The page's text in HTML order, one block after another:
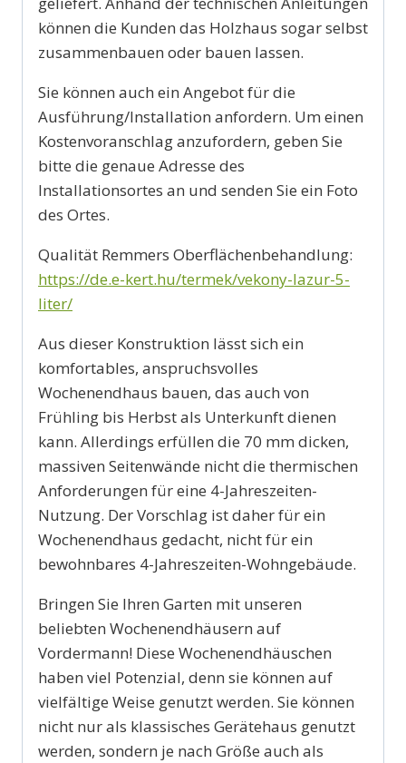
können die Kunden das Holzhaus sogar selbst
zusammenbauen oder bauen lassen.
Sie können auch ein Angebot für die
Ausführung/Installation anfordern. Um einen
Kostenvoranschlag anzufordern, geben Sie
bitte die genaue Adresse des
Installationsortes an und senden Sie ein Foto
des Ortes.
Qualität Remmers Oberflächenbehandlung:
https://de.e-kert.hu/termek/vekony-lazur-5-
liter/
Aus dieser Konstruktion lässt sich ein
komfortables, anspruchsvolles
Wochenendhaus bauen, das auch von
Frühling bis Herbst als Unterkunft dienen
kann. Allerdings erfüllen die 70 mm dicken,
massiven Seitenwände nicht die thermischen
Anforderungen für eine 4-Jahreszeiten-
Nutzung. Der Vorschlag ist daher für ein
Wochenendhaus gedacht, nicht für ein
bewohnbares 4-Jahreszeiten-Wohngebäude.
Bringen Sie Ihren Garten mit unseren
beliebten Wochenendhäusern auf
Vordermann! Diese Wochenendhäuschen
haben viel Potenzial, denn sie können auf
vielfältige Weise genutzt werden. Sie können
nicht nur als klassisches Gerätehaus genutzt
werden, sondern je nach Größe auch als